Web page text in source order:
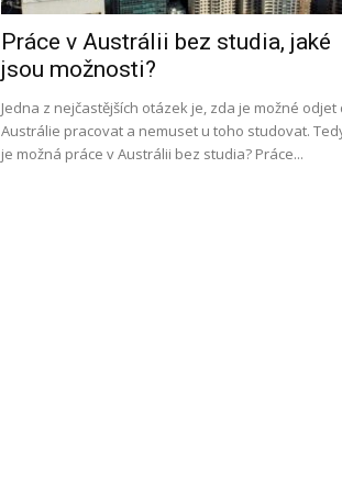
Práce v Austrálii bez studia, jaké
jsou možnosti?
Jedna z nejčastějších otázek je, zda je možné odjet
Austrálie pracovat a nemuset u toho studovat.
je možná práce v Austrálii bez studia? Práce...